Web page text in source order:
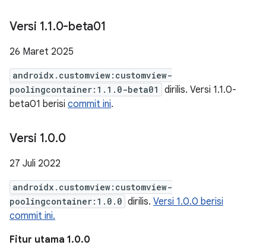
Versi 1.1.0-beta01
26 Maret 2025
androidx.customview:customview-
poolingcontainer:1.1.0-beta01
dirilis. Versi 1.1.0-
beta01 berisi commit ini.
Versi 1.0.0
27 Juli 2022
androidx.customview:customview-
poolingcontainer:1.0.0 dirilis. Versi 1.0.0 berisi
commit ini.
Fitur utama 1.0.0